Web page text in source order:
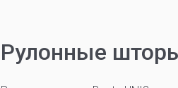
Рулонные